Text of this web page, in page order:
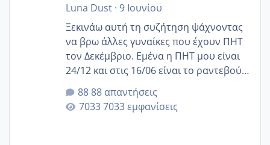
Luna Dust· 9 Ιουνίου
Ξεκινάω αυτή τη συζήτηση ψάχνοντας
να βρω άλλες γυναίκες που έχουν ΠΗΤ
τον Δεκέμβριο. Εμένα η ΠΗΤ μου είναι
24/12 και στις 16/06 είναι το ραντεβού
της αυχενικής διαφάνειας. Έχω αρκετό
άγχος και οι μέρες δεν φαίνεται να
περνάνε με τίποτα.
88 απαντήσεις
7033 εμφανίσεις